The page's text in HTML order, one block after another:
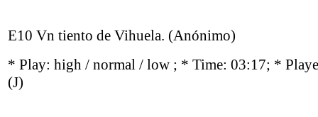
E10 Vn tiento de Vihuela. (Anónimo)
* Play: high / normal / low ; * Time: 03:17; *
(J)